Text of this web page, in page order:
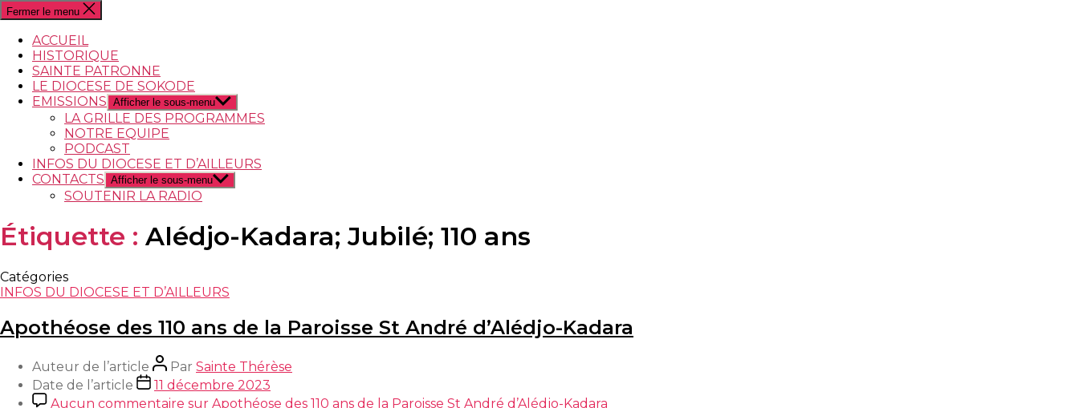
Fermer le menu
ACCUEIL
HISTORIQUE
SAINTE PATRONNE
LE DIOCESE DE SOKODE
EMISSIONS Afficher le sous-menu
LA GRILLE DES PROGRAMMES
NOTRE EQUIPE
PODCAST
INFOS DU DIOCESE ET D’AILLEURS
CONTACTS Afficher le sous-menu
SOUTENIR LA RADIO
Étiquette : Alédjo-Kadara; Jubilé; 110 ans
Catégories
INFOS DU DIOCESE ET D’AILLEURS
Apothéose des 110 ans de la Paroisse St André d’Alédjo-Kadara
Auteur de l’article Par Sainte Thérèse
Date de l’article
11 décembre 2023
Aucun commentaire sur Apothéose des 110 ans de la Paroisse St André d’Alédjo-Kadara